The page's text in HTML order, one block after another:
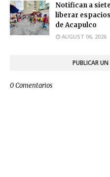
Notifican a
liberar
de Acapulco
AUGUST 06, 2026
PUBLICAR
0 Comentarios